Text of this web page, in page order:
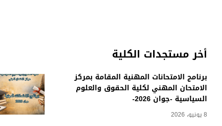
أخر مستجدات الكلية
برنامج الامتحانات المهنية المقامة بمركز
الامتحان المهني لكلية الحقوق والعلوم
السياسية -جوان 2026-
8 يونيو، 2026